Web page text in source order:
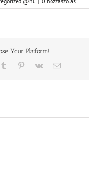
Your Platform!
Tumblr Pinterest
Vk Email: